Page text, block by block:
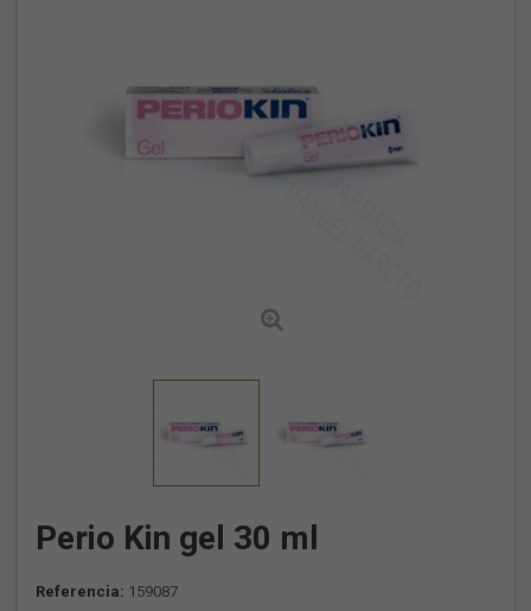
Perio Kin gel 30 ml
Referencia: 159087